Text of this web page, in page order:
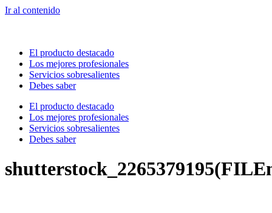
Ir al contenido
El producto destacado
Los mejores profesionales
Servicios sobresalientes
Debes saber
El producto destacado
Los mejores profesionales
Servicios sobresalientes
Debes saber